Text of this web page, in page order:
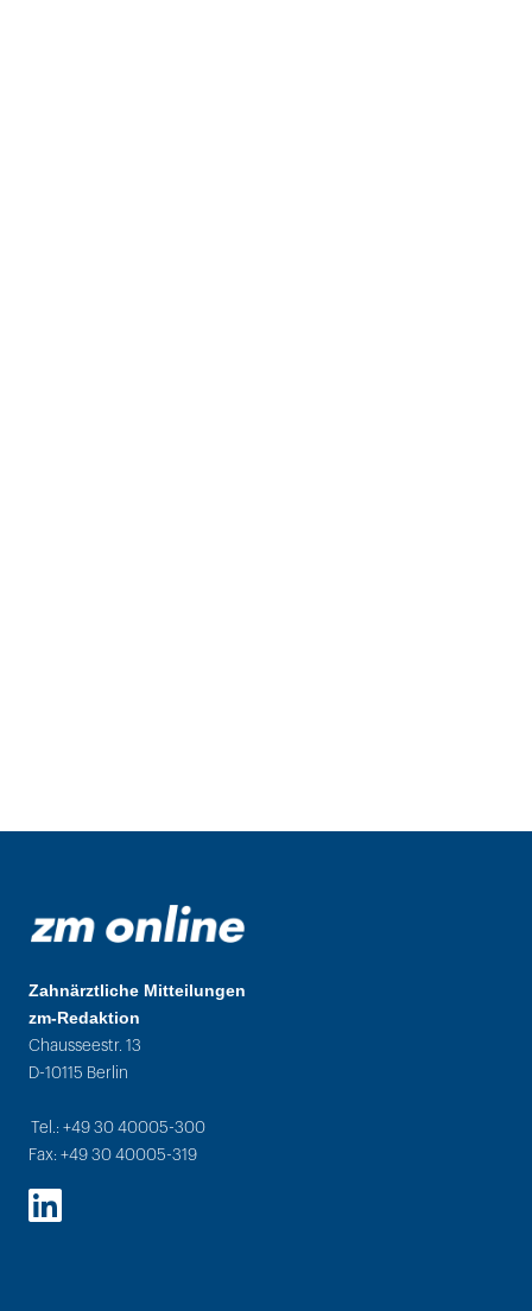
Zahnärztliche Mitteilungen
zm-Redaktion
Chausseestr. 13
D-10115 Berlin
Tel.: +49 30 40005-300
Fax: +49 30 40005-319
LinkedIn